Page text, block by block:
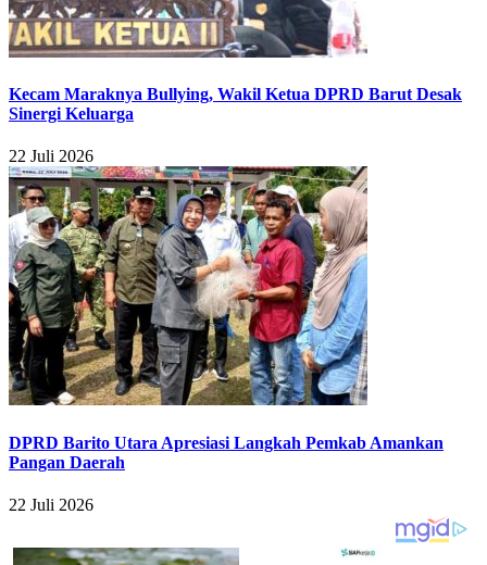
Kecam Maraknya Bullying, Wakil Ketua DPRD Barut Desak
Sinergi Keluarga
22 Juli 2026
DPRD Barito Utara Apresiasi Langkah Pemkab Amankan
Pangan Daerah
22 Juli 2026